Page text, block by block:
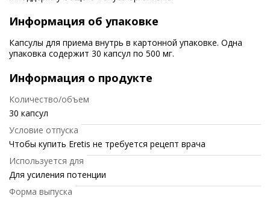
Информация об упаковке
Капсулы для приема внутрь в картонной упаковке. Одна
упаковка содержит 30 капсул по 500 мг.
Информация о продукте
Количество/объем
30 капсул
Условие отпуска
Чтобы купить Eretis не требуется рецепт врача
Используется для
Для усиления потенции
Форма выпуска